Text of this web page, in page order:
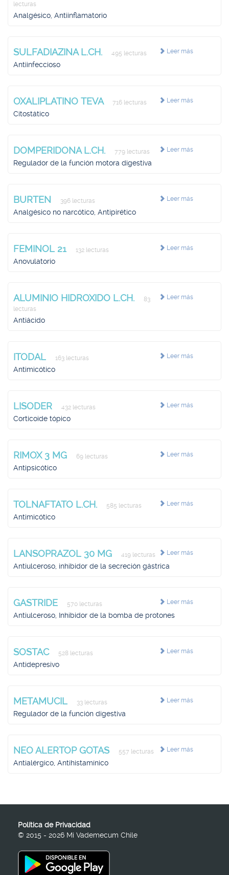
lecturas
Analgésico, Antiinflamatorio
Leer más
SULFADIAZINA L.CH. 495 lecturas
Antiinfeccioso
Leer más
OXALIPLATINO TEVA 716 lecturas
Citostático
Leer más
DOMPERIDONA L.CH. 779 lecturas
Regulador de la función motora digestiva
Leer más
BURTEN 396 lecturas
Analgésico no narcótico, Antipirético
Leer más
FEMINOL 21 132 lecturas
Anovulatorio
Leer más
ALUMINIO HIDROXIDO L.CH.
83
lecturas
Antiácido
Leer más
ITODAL 163 lecturas
Antimicótico
Leer más
LISODER 432 lecturas
Corticoide tópico
Leer más
RIMOX 3 MG 69 lecturas
Antipsicótico
Leer más
TOLNAFTATO L.CH. 585 lecturas
Antimicótico
Leer más
LANSOPRAZOL 30 MG 419 lecturas
Antiulceroso, inhibidor de la secreción gástrica
Leer más
GASTRIDE 570 lecturas
Antiulceroso, Inhibidor de la bomba de protones
Leer más
SOSTAC 528 lecturas
Antidepresivo
Leer más
METAMUCIL 33 lecturas
Regulador de la función digestiva
Leer más
NEO ALERTOP GOTAS 557 lecturas
Antialérgico, Antihistamínico
Política de Privacidad
© 2015 - 2026 Mi Vademecum Chile